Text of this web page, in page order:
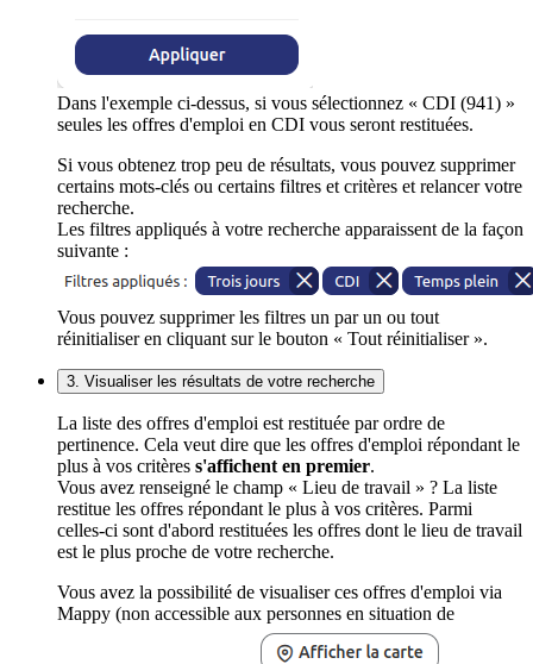
Dans l'exemple ci-dessus, si vous sélectionnez « CDI (941) »
seules les offres d'emploi en CDI vous seront restituées.
Si vous obtenez trop peu de résultats, vous pouvez supprimer
certains mots-clés ou certains filtres et critères et relancer votre
recherche.
Les filtres appliqués à votre recherche apparaissent de la façon
suivante :
Vous pouvez supprimer les filtres un par un ou tout
réinitialiser en cliquant sur le bouton « Tout réinitialiser ».
3. Visualiser les résultats de votre recherche
La liste des offres d'emploi est restituée par ordre de
pertinence. Cela veut dire que les offres d'emploi répondant le
plus à vos critères s'affichent en premier.
Vous avez renseigné le champ « Lieu de travail » ? La liste
restitue les offres répondant le plus à vos critères. Parmi
celles-ci sont d'abord restituées les offres dont le lieu de travail
est le plus proche de votre recherche.
Vous avez la possibilité de visualiser ces offres d'emploi via
Mappy (non accessible aux personnes en situation de